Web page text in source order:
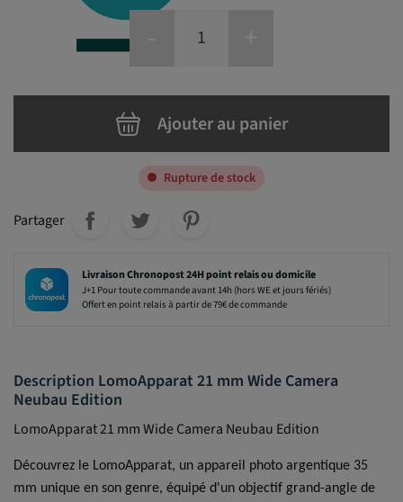
Ajouter au panier
Rupture de stock
Partager
Livraison Chronopost 24H point relais ou domicile
J+1 Pour toute commande avant 14h (hors WE et jours fériés)
Offert en point relais à partir de 79€ de commande
Description LomoApparat 21 mm Wide Camera
Neubau Edition
LomoApparat 21 mm Wide Camera Neubau Edition
Découvrez le LomoApparat, un appareil photo argentique 35
mm unique en son genre, équipé d'un objectif grand-angle de